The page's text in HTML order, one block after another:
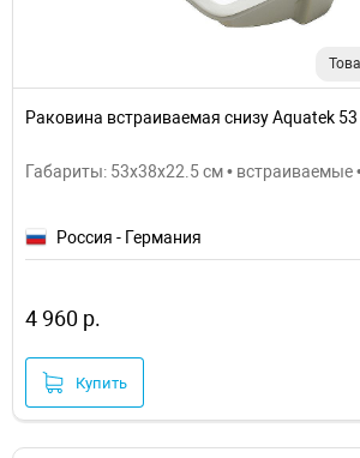
Раковина встраиваемая снизу Aquatek
Габариты: 53x38x22.5 см • встраиваемые
Россия - Германия
4 960 р.
Купить